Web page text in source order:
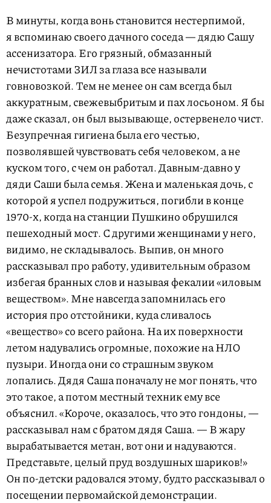
В минуты, когда вонь становится нестерпимой,
я вспоминаю своего дачного соседа — дядю Сашу
ассенизатора. Его грязный, обмазанный
нечистотами ЗИЛ за глаза все называли
говновозкой. Тем не менее он сам всегда был
аккуратным, свежевыбритым и пах лосьоном. Я бы
даже сказал, он был вызывающе, остервенело чист.
Безупречная гигиена была его честью,
позволявшей чувствовать себя человеком, а не
куском того, с чем он работал. Давным-давно у
дяди Саши была семья. Жена и маленькая дочь, с
которой я успел подружиться, погибли в конце
1970-х,когда на станции Пушкино обрушился
пешеходный мост. С другими женщинами у него,
видимо, не складывалось. Выпив, он много
рассказывал про работу, удивительным образом
избегая бранных слов и называя фекалии «иловым
веществом». Мне навсегда запомнилась его
история про отстойники, куда сливалось
«вещество» со всего района. На их поверхности
летом надувались огромные, похожие на НЛО
пузыри. Иногда они со страшным звуком
лопались. Дядя Саша поначалу не мог понять, что
это такое, а потом местный техник ему все
объяснил. «Короче, оказалось, что это гондоны, —
рассказывал нам с братом дядя Саша. — В жару
вырабатывается метан, вот они и надуваются.
Представьте, целый пруд воздушных шариков!»
Он по-детски радовался этому, будто рассказывал о
посещении первомайской демонстрации.